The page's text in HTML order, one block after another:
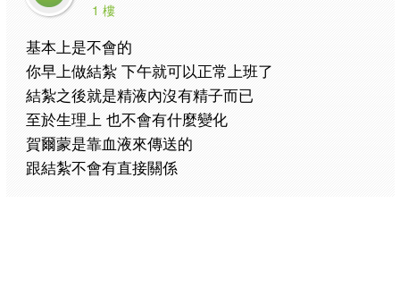
1 樓
基本上是不會的
你早上做結紮 下午就可以正常上班了
結紮之後就是精液內沒有精子而已
至於生理上 也不會有什麼變化
賀爾蒙是靠血液來傳送的
跟結紮不會有直接關係